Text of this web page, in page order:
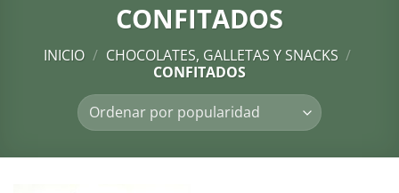
CONFITADOS
INICIO / CHOCOLATES, GALLETAS Y SNACKS /
CONFITADOS